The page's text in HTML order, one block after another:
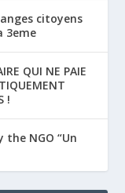
citoyens
3eme
QUI NE PAIE
!
the NGO “Un